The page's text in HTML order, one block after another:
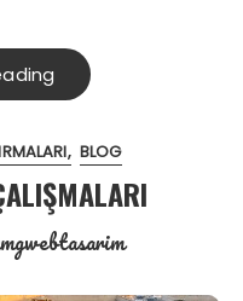
BLOG